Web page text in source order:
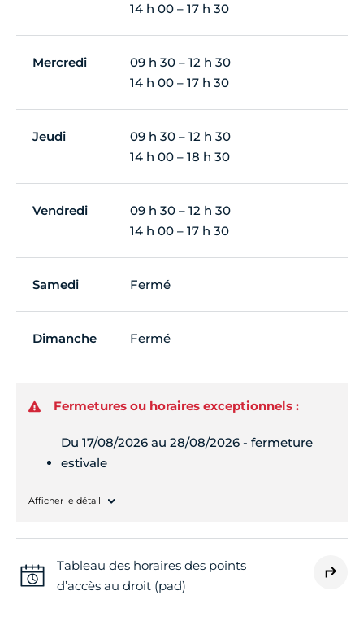
14 h 00 – 17 h 30
Mercredi
09 h 30 – 12 h 30
14 h 00 – 17 h 30
Jeudi
09 h 30 – 12 h 30
14 h 00 – 18 h 30
Vendredi
09 h 30 – 12 h 30
14 h 00 – 17 h 30
Samedi Fermé
Dimanche Fermé
Fermetures ou horaires exceptionnels :
Du 17/08/2026 au 28/08/2026 - fermeture
estivale
Lundi
Afficher le détail
Tableau des horaires des points
d’accès au droit (pad)